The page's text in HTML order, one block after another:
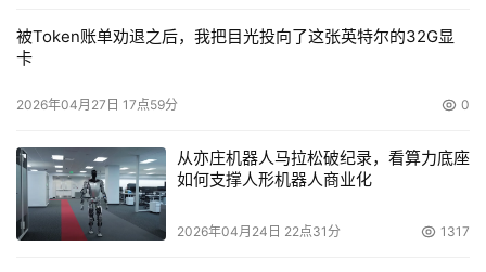
被Token账单劝退之后，我把目光投向了这张英特尔的32G显
卡
2026年04月27日 17点59分 0
从亦庄机器人马拉松破纪录，看算力底座
如何支撑人形机器人商业化
2026年04月24日 22点31分 1317